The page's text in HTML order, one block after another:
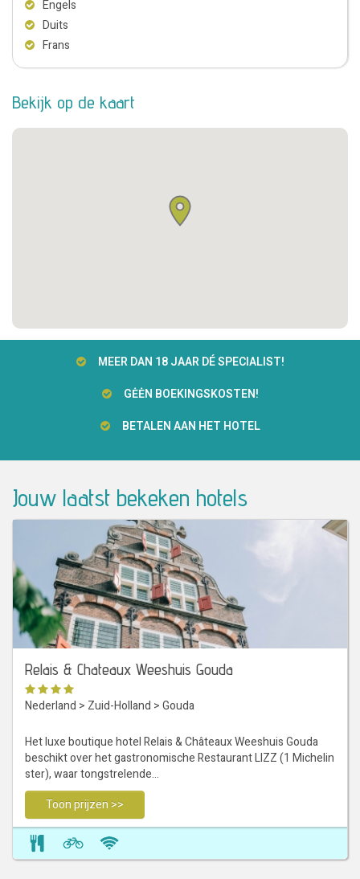
Engels
Duits
Frans
Bekijk op de kaart
MEER DAN 18 JAAR DÉ SPECIALIST!
GĖĖN BOEKINGSKOSTEN!
BETALEN AAN HET HOTEL
Jouw laatst bekeken hotels
Relais & Chateaux Weeshuis Gouda
Nederland > Zuid-Holland >Gouda
Het luxe boutique hotel Relais & Châteaux Weeshuis Gouda
beschikt over het gastronomische Restaurant LIZZ (1 Michelin
ster), waar tongstrelende…
Toon prijzen >>